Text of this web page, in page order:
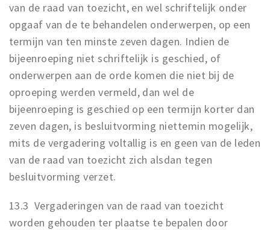
van de raad van toezicht, en wel schriftelijk onder
opgaaf van de te behandelen onderwerpen, op een
termijn van ten minste zeven dagen. Indien de
bijeenroeping niet schriftelijk is geschied, of
onderwerpen aan de orde komen die niet bij de
oproeping werden vermeld, dan wel de
bijeenroeping is geschied op een termijn korter dan
zeven dagen, is besluitvorming niettemin mogelijk,
mits de vergadering voltallig is en geen van de leden
van de raad van toezicht zich alsdan tegen
besluitvorming verzet.
13.3 Vergaderingen van de raad van toezicht
worden gehouden ter plaatse te bepalen door